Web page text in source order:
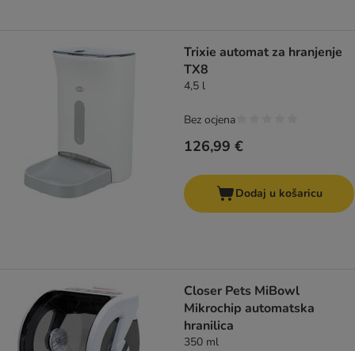
Trixie automat za hranjenje
TX8
4,5 l
126,99 €
Bez ocjena
Dodaj u košaricu
Closer Pets MiBowl
Mikrochip automatska
hranilica
350 ml